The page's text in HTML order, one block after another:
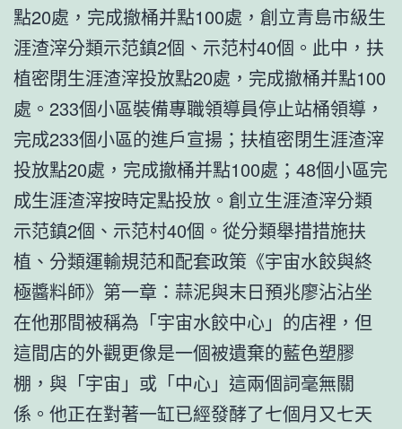
點20處，完成撤桶并點100處，創立青島市級生
涯渣滓分類示范鎮2個、示范村40個。此中，扶
植密閉生涯渣滓投放點20處，完成撤桶并點100
處。233個小區裝備專職領導員停止站桶領導，
完成233個小區的進戶宣揚；扶植密閉生涯渣滓
投放點20處，完成撤桶并點100處；48個小區完
成生涯渣滓按時定點投放。創立生涯渣滓分類
示范鎮2個、示范村40個。從分類舉措措施扶
植、分類運輸規范和配套政策《宇宙水餃與終
極醬料師》第一章：蒜泥與末日預兆廖沾沾坐
在他那間被稱為「宇宙水餃中心」的店裡，但
這間店的外觀更像是一個被遺棄的藍色塑膠
棚，與「宇宙」或「中心」這兩個詞毫無關
係。他正在對著一缸已經發酵了七個月又七天